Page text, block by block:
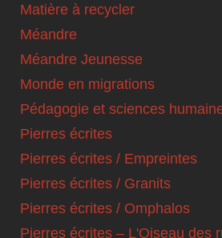
Matière à recycler
Méandre
Méandre Jeunesse
Monde en migrations
Pédagogie et sciences
Pierres écrites
Pierres écrites / Empreintes
Pierres écrites / Granits
Pierres écrites / Omphalos
Pierres écrites – L'Oiseau des